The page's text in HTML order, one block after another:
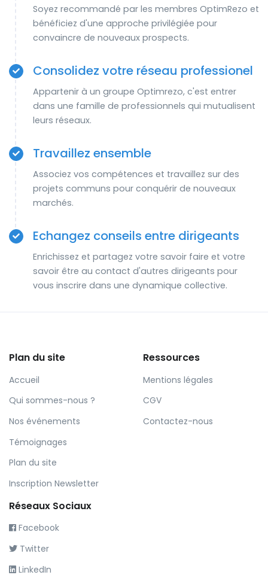
Soyez recommandé par les membres OptimRezo et
bénéficiez d'une approche privilégiée pour
convaincre de nouveaux prospects.
Consolidez votre réseau professionel
Appartenir à un groupe Optimrezo, c'est entrer
dans une famille de professionnels qui mutualisent
leurs réseaux.
Travaillez ensemble
Associez vos compétences et travaillez sur des
projets communs pour conquérir de nouveaux
marchés.
Echangez conseils entre dirigeants
Enrichissez et partagez votre savoir faire et votre
savoir être au contact d'autres dirigeants pour
vous inscrire dans une dynamique collective.
Plan du site
Accueil
Qui sommes-nous ?
Nos événements
Témoignages
Plan du site
Inscription Newsletter
Ressources
Mentions légales
CGV
Contactez-nous
Réseaux Sociaux
Facebook
Twitter
LinkedIn